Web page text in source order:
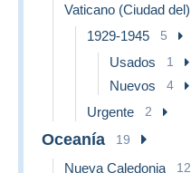
Vaticano (Ciudad del)
1929-1945 5
Usados 1
Nuevos 4
Urgente 2
Oceanía 19
Nueva Caledonia 12